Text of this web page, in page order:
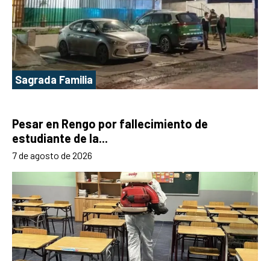
Sagrada Familia
Pesar en Rengo por fallecimiento de
estudiante de la...
7 de agosto de 2026